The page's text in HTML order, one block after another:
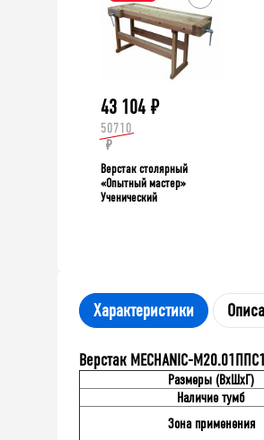
43 104 ₽
50710
₽
Верстак столярный
«Опытный мастер»
Ученический
Характеристики
Верстак MECHANIC-
Размеры (ВхШхГ)
Наличие тумб
Зона применения